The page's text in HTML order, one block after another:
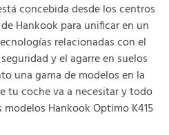
concebida desde los centros
Hankook para unificar en un
relacionadas con el
y el agarre en suelos
una gama de modelos en la
tu coche va a necesitar y todo
Hankook Optimo K415